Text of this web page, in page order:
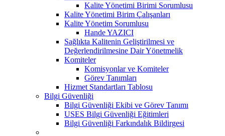
Kalite Yönetimi Birimi Sorumlusu
Kalite Yönetimi Birim Çalışanları
Kalite Yönetim Sorumlusu
Hande YAZICI
Sağlıkta Kalitenin Geliştirilmesi ve
Değerlendirilmesine Dair Yönetmelik
Komiteler
Komisyonlar ve Komiteler
Görev Tanımları
Hizmet Standartları Tablosu
Bilgi Güvenliği
Bilgi Güvenliği Ekibi ve Görev Tanımı
USES Bilgi Güvenliği Eğitimleri
Bilgi Güvenliği Farkındalık Bildirgesi